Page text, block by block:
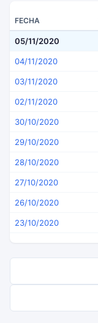
FECHA
05/11/2020
04/11/2020
03/11/2020
02/11/2020
30/10/2020
29/10/2020
28/10/2020
27/10/2020
26/10/2020
23/10/2020